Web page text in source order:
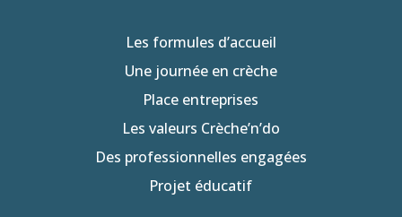
Les formules d’accueil
Une journée en crèche
Place entreprises
Les valeurs Crèche’n’do
Des professionnelles engagées
Projet éducatif